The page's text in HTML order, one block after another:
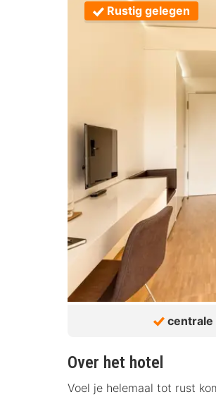
Rustig gelegen
centrale
Over het hotel
Voel je helemaal tot rust